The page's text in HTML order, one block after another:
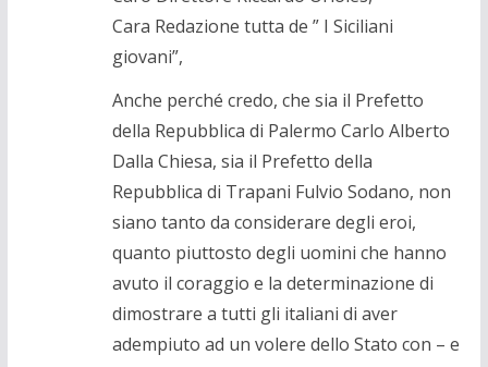
Cara Redazione tutta de ” I Siciliani
giovani”,
Anche perché credo, che sia il Prefetto
della Repubblica di Palermo Carlo Alberto
Dalla Chiesa, sia il Prefetto della
Repubblica di Trapani Fulvio Sodano, non
siano tanto da considerare degli eroi,
quanto piuttosto degli uomini che hanno
avuto il coraggio e la determinazione di
dimostrare a tutti gli italiani di aver
adempiuto ad un volere dello Stato con – e